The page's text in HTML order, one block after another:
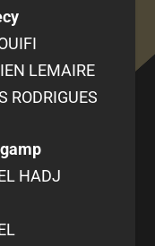
LEMAIRE
HADJ